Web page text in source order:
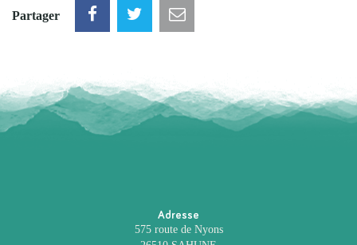
Partager
Adresse
575 route de Nyons